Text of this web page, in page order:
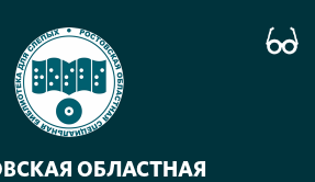
ОБЛАСТНАЯ